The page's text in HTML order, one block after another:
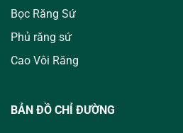
Bọc Răng Sứ
Phủ răng sứ
Cao Vôi Răng
BẢN ĐỒ CHỈ ĐƯỜNG